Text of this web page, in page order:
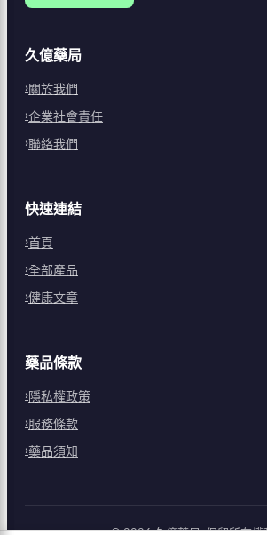
久億藥局
關於我們
企業社會責任
聯絡我們
快速連結
首頁
全部產品
健康文章
藥品條款
隱私權政策
服務條款
藥品須知